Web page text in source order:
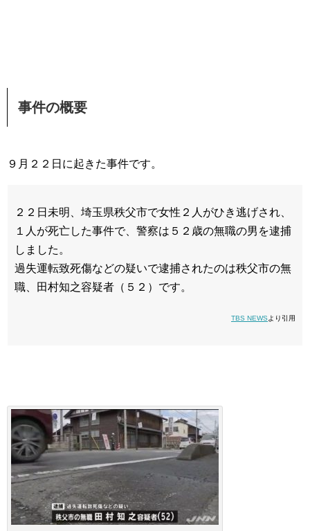
事件の概要
９月２２日に起きた事件です。
２２日未明、埼玉県秩父市で女性２人がひき逃げされ、
１人が死亡した事件で、警察は５２歳の無職の男を逮捕
しました。
過失運転致死傷などの疑いで逮捕されたのは秩父市の無
職、田村知之容疑者（５２）です。
TBS NEWSより引用